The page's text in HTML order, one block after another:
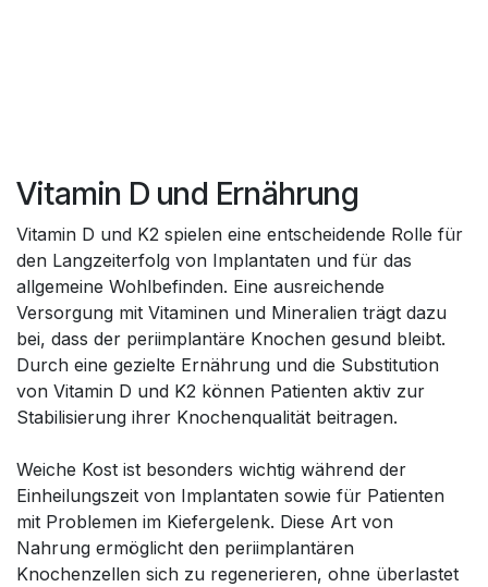
Vitamin D und Ernährung
Vitamin D und K2 spielen eine entscheidende Rolle für
den Langzeiterfolg von Implantaten und für das
allgemeine Wohlbefinden. Eine ausreichende
Versorgung mit Vitaminen und Mineralien trägt dazu
bei, dass der periimplantäre Knochen gesund bleibt.
Durch eine gezielte Ernährung und die Substitution
von Vitamin D und K2 können Patienten aktiv zur
Stabilisierung ihrer Knochenqualität beitragen.
Weiche Kost ist besonders wichtig während der
Einheilungszeit von Implantaten sowie für Patienten
mit Problemen im Kiefergelenk. Diese Art von
Nahrung ermöglicht den periimplantären
Knochenzellen sich zu regenerieren, ohne überlastet